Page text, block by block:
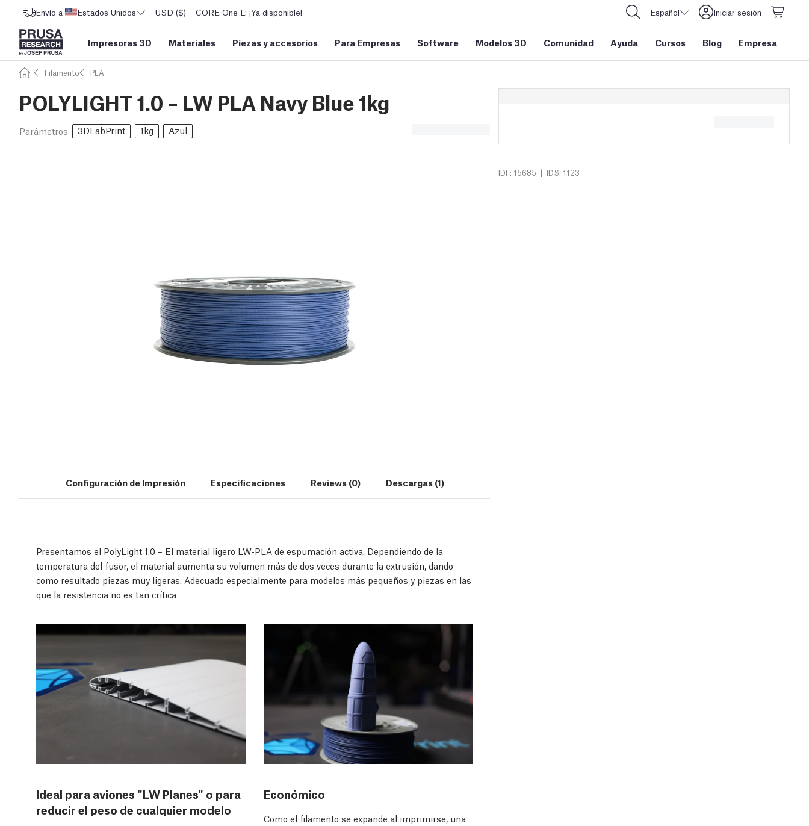
Envío a Estados Unidos USD ($) CORE One L: ¡Ya disponible! Español Iniciar sesión
Impresoras 3D Materiales Piezas y accesorios Para Empresas Software Modelos 3D Comunidad Ayuda Cursos Blog Empresa
Filamento PLA
POLYLIGHT 1.0 – LW PLA Navy Blue 1kg
Parámetros 3DLabPrint 1kg Azul
IDF: 15685 | IDS: 1123
Configuración de Impresión Especificaciones Reviews (0) Descargas (1)
Presentamos el PolyLight 1.0 – El material ligero LW-PLA de espumación activa. Dependiendo de la
temperatura del fusor, el material aumenta su volumen más de dos veces durante la extrusión, dando
como resultado piezas muy ligeras. Adecuado especialmente para modelos más pequeños y piezas en las
que la resistencia no es tan crítica
Ideal para aviones "LW Planes" o para
reducir el peso de cualquier modelo
Económico
Como el filamento se expande al imprimirse, una